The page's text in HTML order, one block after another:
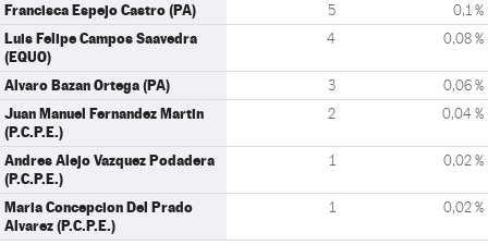
Francisca Espejo Castro (PA) 5 0,1 %
Luis Felipe Campos Saavedra
(EQUO)
4 0,08 %
Alvaro Bazan Ortega (PA) 3 0,06 %
Juan Manuel Fernandez Martin
(P.C.P.E.)
2 0,04 %
Andres Alejo Vazquez Podadera
(P.C.P.E.)
1 0,02 %
Maria Concepcion Del Prado
Alvarez (P.C.P.E.)
1 0,02 %